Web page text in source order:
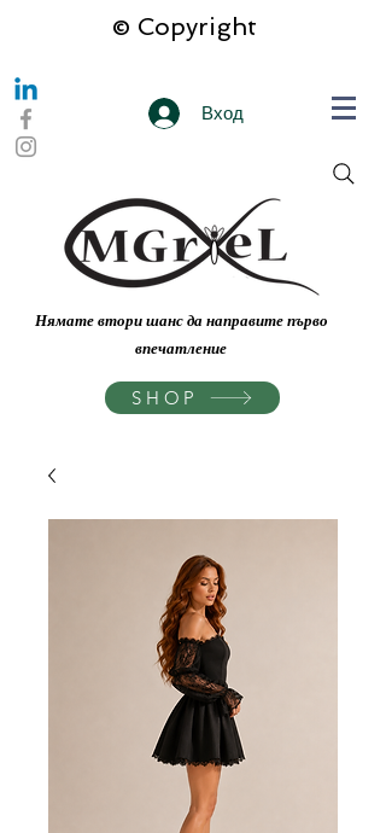
© Copyright
Вход
Нямате втори шанс да направите първо
впечатление
SHOP